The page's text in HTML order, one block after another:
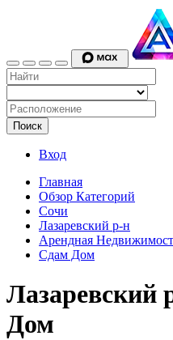
Поиск
Вход
Главная
Обзор Категорий
Сочи
Лазаревский р-н
Арендная
Сдам Дом
Лазаревский
Дом